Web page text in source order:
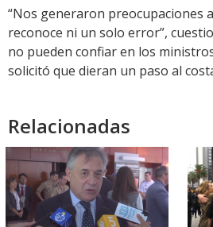
“Nos generaron preocupaciones
reconoce ni un solo error”,
no pueden confiar en los
solicitó que dieran un paso al
Relacionadas